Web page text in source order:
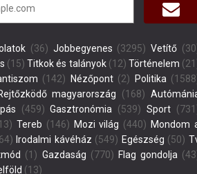
(36) Jobbegyenes (3295) Vetítő
(15) Titkok és talányok(12) Történelem
(142) Nézőpont(2) Politika
magyarország (168)
(459) Gasztronómia (539) Sport
Tereb (146) Mozi világ (440) Mondom
Irodalmi kávéház (549) Egészség (50)
(1) Gazdaság (770) Flag gondolja
(13)